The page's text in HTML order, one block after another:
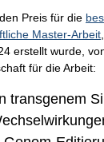
Preis für die
Master-Arbeit
erstellt wurde,
für die Arbeit:
transgenem